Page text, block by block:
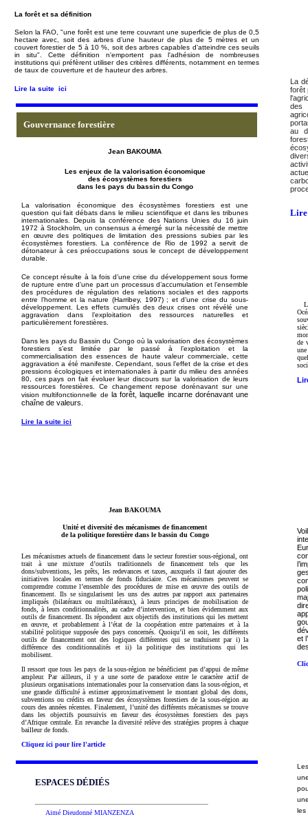
La forêt et sa définition
Selon la FAO, "une forêt est une terre couvrant une superficie de plus de 0,5
hectare avec, soit des arbres d’une hauteur de plus de 5 mètres et un
couvert forestier de 5 à 10 %, soit des arbres capables d’atteindre ces seuils
in situ". Cette définition n'emportent pas l'adhésion de nombreuses
institutions qui préfèrent utiliser des critères différents, notamment en termes
de taux de couverture et de hauteur des arbres.
Lire la suite ici
Gouvernance forestière
Jean BAKOUMA
Les enjeux de la valorisation économique
des écosystèmes forestiers
dans les pays du bassin du Congo
La valorisation économique des écosystèmes forestiers est une
question qui fait débats dans le milieu scientifique et dans les tribunes
internationales. Depuis la conférence des Nations Unies du 16 juin
1972 à Stockholm, un consensus a émergé sur la nécessité de mettre
en œuvre des politiques de limitation des pressions subies par les
écosystèmes forestiers. La conférence de Rio de 1992 a servit de
détonateur à ces préoccupations sous le concept de développement
durable.
Ce concept résulte à la fois d’une crise du développement sous forme
de rupture entre d’une part un processus d’accumulation et l’ensemble
des procédures de régulation des relations sociales et des rapports
entre l’homme et la nature (Harribey, 1997) ; et d’une crise du sous-
développement. Les effets cumulés des deux crises ont révélé une
aggravation dans l’exploitation des ressources naturelles et
particulièrement forestières.
Dans les pays du Bassin du Congo où la valorisation des écosystèmes
forestiers s’est limitée par le passé à l’exploitation et la
commercialisation des essences de hautevaleur commerciale, cette
aggravation a été manifeste. Cependant, sous l’effet de la crise et des
pressions écologiques et internationales à partir du milieu des années
80, ces pays on fait évoluer leur discours sur la valorisation de leurs
ressources forestières. Ce changement repose dorénavant sur une
vision multifonctionnelle de la forêt, laquelle incarne dorénavant une
chaîne de valeurs.
Lire la suite ici
Jean BAKOUMA
Unité et diversité des mécanismes de financement
de la politique forestière dans le bassin du Congo
Les mécanismes actuels de financement dans le secteur forestier sous-régional, ont
trait à une mixture d’outils traditionnels de financement tels que les
dons/subventions, les prêts, les redevances et taxes, auxquels il faut ajouter des
initiatives locales en termes de fonds fiduciaire. Ces mécanismes peuvent se
comprendre comme l’ensemble des procédures de mise en œuvre des outils de
financement. Ils se singularisent les uns des autres par rapport aux partenaires
impliqués (bilatéraux ou multilatéraux), à leurs principes de mobilisation de
fonds, à leurs conditionnalités, au cadre d’intervention, et bien évidemment aux
outils de financement. Ils répondent aux objectifs des institutions qui les mettent
en œuvre, et probablement à l’état de la coopération entre partenaires et à la
stabilité politique supposée des pays concernés. Quoiqu’il en soit, les différents
outils de financement ont des logiques différentes qui se traduisent par i) la
différence des conditionnalités et ii) la politique des institutions qui les
mobilisent.
Il ressort que tous les pays de la sous-région ne bénéficient pas d’appui de même
ampleur. Par ailleurs, il y a une sorte de paradoxe entre le caractère actif de
plusieurs organisations internationales pour la conservation dans la sous-région, et
une grande difficulté à estimer approximativement le montant global des dons,
subventions ou crédits en faveur des écosystèmes forestiers de la sous-région au
cours des années récentes. Finalement, l’unité des différents mécanismes se trouve
dans les objectifs poursuivis en faveur des écosystèmes forestiers des pays
d’Afrique centrale. En revanche la diversité relève des stratégies propres à chaque
bailleur de fonds.
Cliquez ici pour lire l'article
ESPACES DÉDIÉS
Aimé Dieudonné MIANZENZA
La
forêt
des
au
Lire
de
et
les